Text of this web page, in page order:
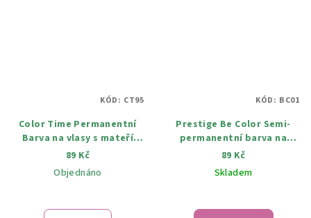
Color Time Permanentní
Barva na vlasy s mateří
kašičkou 95 světle růžová
blond 100 ml
89 Kč
Objednáno
KÓD: CT95
Prestige Be Color Semi-
permanentní barva na
vlasy BC01 Černý diamant
100 ml
89 Kč
Skladem
KÓD: BC01